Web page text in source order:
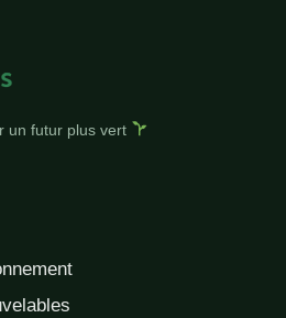
un futur plus vert